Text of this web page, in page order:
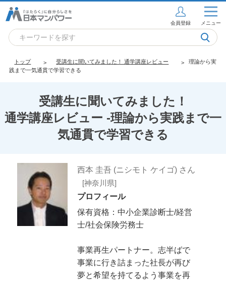
会員登録 メニュー
トップ 受講生に聞いてみました！ 通学講座レビュー
理論から実
践まで一気通貫で学習できる
受講生に聞いてみました！
通学講座レビュー -理論から実践まで一
気通貫で学習できる
西本 圭吾 (ニシモト ケイゴ) さん
[神奈川県]
プロフィール
保有資格：中小企業診断士/経営
士/社会保険労務士
事業再生パートナー。志半ばで
事業に行き詰まった社長が再び
夢と希望を持てるよう事業を再